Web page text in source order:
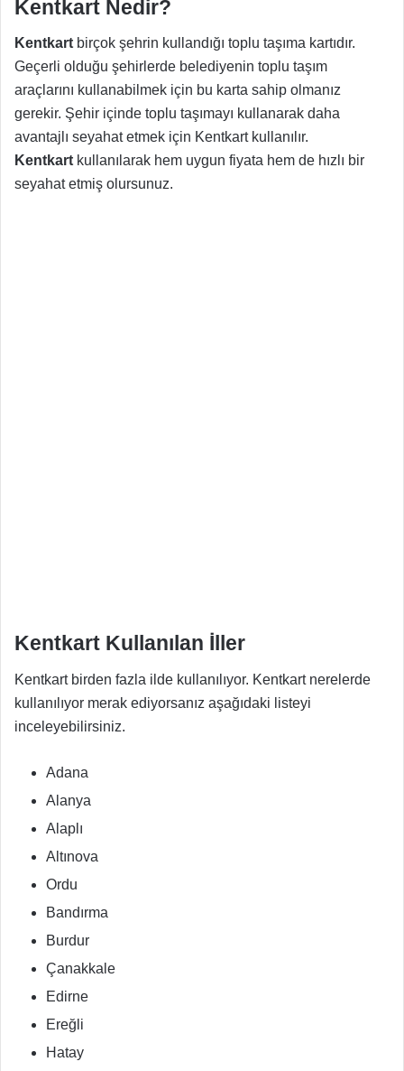
Kentkart Nedir?
Kentkart birçok şehrin kullandığı toplu taşıma kartıdır.
Geçerli olduğu şehirlerde belediyenin toplu taşım
araçlarını kullanabilmek için bu karta sahip olmanız
gerekir. Şehir içinde toplu taşımayı kullanarak daha
avantajlı seyahat etmek için Kentkart kullanılır.
Kentkart kullanılarak hem uygun fiyata hem de hızlı bir
seyahat etmiş olursunuz.
Kentkart Kullanılan İller
Kentkart birden fazla ilde kullanılıyor. Kentkart nerelerde
kullanılıyor merak ediyorsanız aşağıdaki listeyi
inceleyebilirsiniz.
Adana
Alanya
Alaplı
Altınova
Ordu
Bandırma
Burdur
Çanakkale
Edirne
Ereğli
Hatay